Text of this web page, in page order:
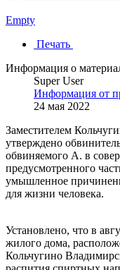
Empty
Печать
Информация о
Super User
Информация от
24 мая 2022
Заместителем
утверждено
обвиняемого А. в
предусмотренного
умышленное
для жизни человека.
Установлено, что в
жилого дома,
Кольчугино